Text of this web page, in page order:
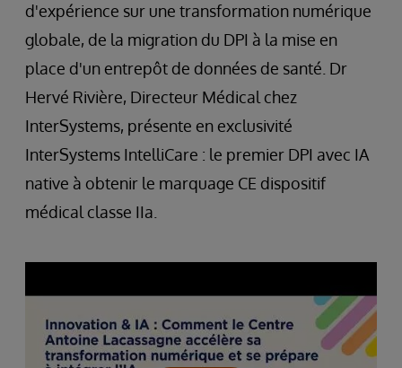
d'expérience sur une transformation numérique
globale, de la migration du DPI à la mise en
place d'un entrepôt de données de santé. Dr
Hervé Rivière, Directeur Médical chez
InterSystems, présente en exclusivité
InterSystems IntelliCare : le premier DPI avec IA
native à obtenir le marquage CE dispositif
médical classe IIa.